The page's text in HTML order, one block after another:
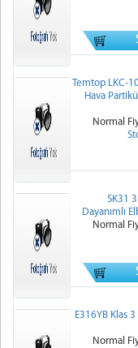
Temtop LKC-
Hava
Normal
SK31
Dayanımlı
Normal
E316YB Klas
Normal